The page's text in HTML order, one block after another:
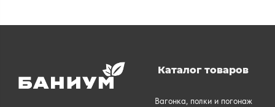
Каталог товаров
Вагонка, полки и погонаж